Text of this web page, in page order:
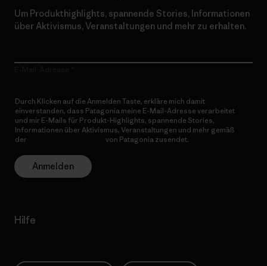
Um Produkthighlights, spannende Stories, Informationen
über Aktivismus, Veranstaltungen und mehr zu erhalten.
Durch Klicken auf die Anmelden Taste, erkläre mich damit
einverstanden, dass Patagonia meine E-Mail-Adresse verarbeitet
und mir E-Mails für Produkt-Highlights, spannende Stories,
Informationen über Aktivismus, Veranstaltungen und mehr gemäß
der
von Patagonia zusendet.
Anmelden
Hilfe